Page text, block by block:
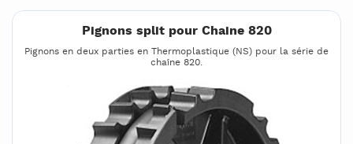
Pignons split pour Chaine 820
Pignons en deux parties en Thermoplastique (NS) pour la série de
chaîne 820.